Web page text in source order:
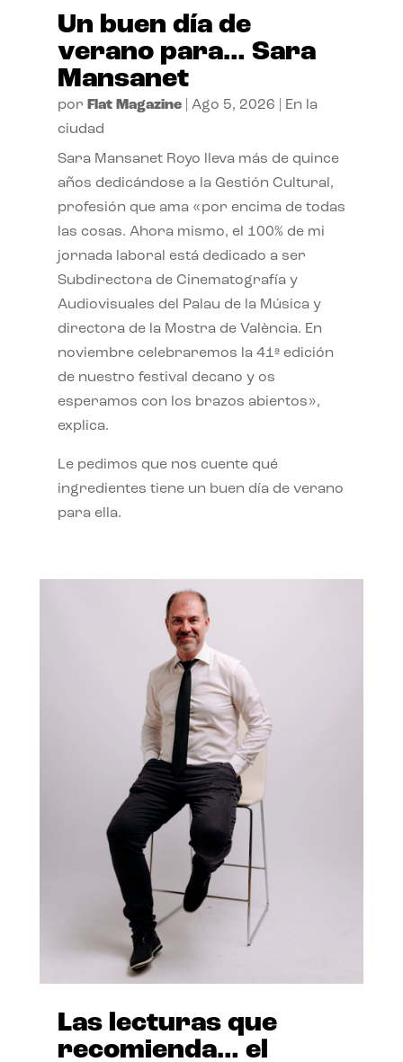
Un buen día de
verano para… Sara
Mansanet
por Flat Magazine| Ago 5, 2026
En la
ciudad
Sara Mansanet Royo lleva más de quince
años dedicándose a la Gestión Cultural,
profesión que ama «por encima de todas
las cosas. Ahora mismo, el 100% de mi
jornada laboral está dedicado a ser
Subdirectora de Cinematografía y
Audiovisuales del Palau de la Música y
directora de la Mostra de València. En
noviembre celebraremos la 41ª edición
de nuestro festival decano y os
esperamos con los brazos abiertos»,
explica.
Le pedimos que nos cuente qué
ingredientes tiene un buen día de verano
para ella.
Las lecturas que
recomienda… el